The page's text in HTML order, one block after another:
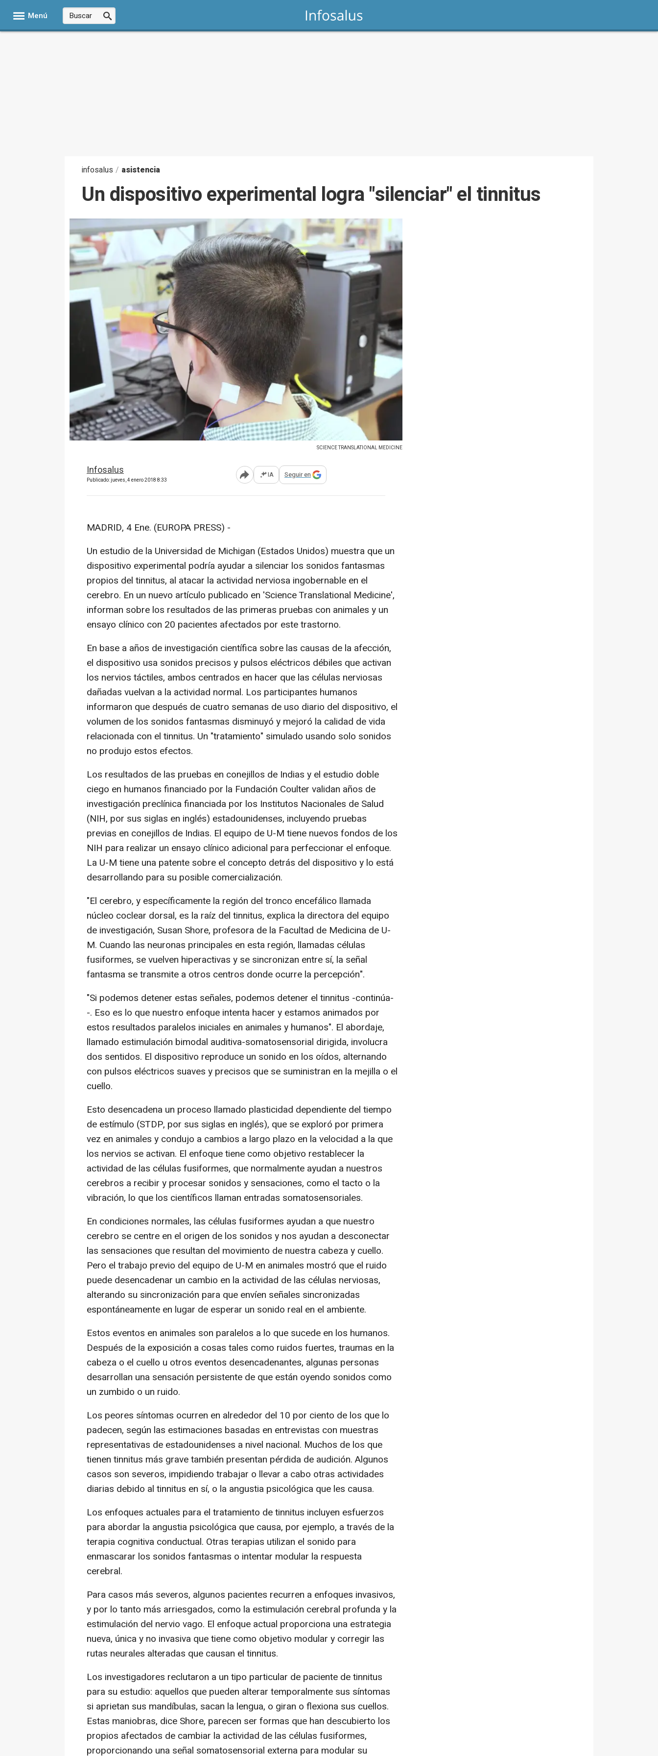
Menú
infosalus / asistencia
Un dispositivo experimental logra "silenciar" el tinnitus
SCIENCE TRANSLATIONAL MEDICINE
Infosalus
Publicado: jueves, 4 enero 2018 8:33 Abrir opciones para compartir
IA Seguir en
MADRID, 4 Ene. (EUROPA PRESS) -
Un estudio de la Universidad de Michigan (Estados Unidos) muestra que un
dispositivo experimental podría ayudar a silenciar los sonidos fantasmas
propios del tinnitus, al atacar la actividad nerviosa ingobernable en el
cerebro. En un nuevo artículo publicado en 'Science Translational Medicine',
informan sobre los resultados de las primeras pruebas con animales y un
ensayo clínico con 20 pacientes afectados por este trastorno.
En base a años de investigación científica sobre las causas de la afección,
el dispositivo usa sonidos precisos y pulsos eléctricos débiles que activan
los nervios táctiles, ambos centrados en hacer que las células nerviosas
dañadas vuelvan a la actividad normal. Los participantes humanos
informaron que después de cuatro semanas de uso diario del dispositivo, el
volumen de los sonidos fantasmas disminuyó y mejoró la calidad de vida
relacionada con el tinnitus. Un "tratamiento" simulado usando solo sonidos
no produjo estos efectos.
Los resultados de las pruebas en conejillos de Indias y el estudio doble
ciego en humanos financiado por la Fundación Coulter validan años de
investigación preclínica financiada por los Institutos Nacionales de Salud
(NIH, por sus siglas en inglés) estadounidenses, incluyendo pruebas
previas en conejillos de Indias. El equipo de U-M tiene nuevos fondos de los
NIH para realizar un ensayo clínico adicional para perfeccionar el enfoque.
La U-M tiene una patente sobre el concepto detrás del dispositivo y lo está
desarrollando para su posible comercialización.
"El cerebro, y específicamente la región del tronco encefálico llamada
núcleo coclear dorsal, es la raíz del tinnitus, explica la directora del equipo
de investigación, Susan Shore, profesora de la Facultad de Medicina de U-
M. Cuando las neuronas principales en esta región, llamadas células
fusiformes, se vuelven hiperactivas y se sincronizan entre sí, la señal
fantasma se transmite a otros centros donde ocurre la percepción".
"Si podemos detener estas señales, podemos detener el tinnitus -continúa-
-. Eso es lo que nuestro enfoque intenta hacer y estamos animados por
estos resultados paralelos iniciales en animales y humanos". El abordaje,
llamado estimulación bimodal auditiva-somatosensorial dirigida, involucra
dos sentidos. El dispositivo reproduce un sonido en los oídos, alternando
con pulsos eléctricos suaves y precisos que se suministran en la mejilla o el
cuello.
Esto desencadena un proceso llamado plasticidad dependiente del tiempo
de estímulo (STDP, por sus siglas en inglés), que se exploró por primera
vez en animales y condujo a cambios a largo plazo en la velocidad a la que
los nervios se activan. El enfoque tiene como objetivo restablecer la
actividad de las células fusiformes, que normalmente ayudan a nuestros
cerebros a recibir y procesar sonidos y sensaciones, como el tacto o la
vibración, lo que los científicos llaman entradas somatosensoriales.
En condiciones normales, las células fusiformes ayudan a que nuestro
cerebro se centre en el origen de los sonidos y nos ayudan a desconectar
las sensaciones que resultan del movimiento de nuestra cabeza y cuello.
Pero el trabajo previo del equipo de U-M en animales mostró que el ruido
puede desencadenar un cambio en la actividad de las células nerviosas,
alterando su sincronización para que envíen señales sincronizadas
espontáneamente en lugar de esperar un sonido real en el ambiente.
Estos eventos en animales son paralelos a lo que sucede en los humanos.
Después de la exposición a cosas tales como ruidos fuertes, traumas en la
cabeza o el cuello u otros eventos desencadenantes, algunas personas
desarrollan una sensación persistente de que están oyendo sonidos como
un zumbido o un ruido.
Los peores síntomas ocurren en alrededor del 10 por ciento de los que lo
padecen, según las estimaciones basadas en entrevistas con muestras
representativas de estadounidenses a nivel nacional. Muchos de los que
tienen tinnitus más grave también presentan pérdida de audición. Algunos
casos son severos, impidiendo trabajar o llevar a cabo otras actividades
diarias debido al tinnitus en sí, o la angustia psicológica que les causa.
Los enfoques actuales para el tratamiento de tinnitus incluyen esfuerzos
para abordar la angustia psicológica que causa, por ejemplo, a través de la
terapia cognitiva conductual. Otras terapias utilizan el sonido para
enmascarar los sonidos fantasmas o intentar modular la respuesta
cerebral.
Para casos más severos, algunos pacientes recurren a enfoques invasivos,
y por lo tanto más arriesgados, como la estimulación cerebral profunda y la
estimulación del nervio vago. El enfoque actual proporciona una estrategia
nueva, única y no invasiva que tiene como objetivo modular y corregir las
rutas neurales alteradas que causan el tinnitus.
Los investigadores reclutaron a un tipo particular de paciente de tinnitus
para su estudio: aquellos que pueden alterar temporalmente sus síntomas
si aprietan sus mandíbulas, sacan la lengua, o giran o flexiona sus cuellos.
Estas maniobras, dice Shore, parecen ser formas que han descubierto los
propios afectados de cambiar la actividad de las células fusiformes,
proporcionando una señal somatosensorial externa para modular su